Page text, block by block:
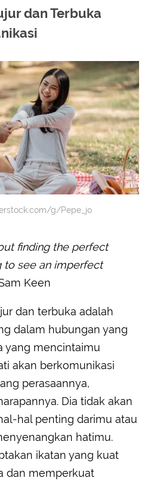
dan Terbuka
g/Pepe_jo
finding the perfect
to see an imperfect
Keen
dan terbuka adalah
dalam hubungan yang
yang mencintaimu
akan berkomunikasi
perasaannya,
Dia tidak akan
hal penting darimu atau
hatimu.
ikatan yang kuat
dan memperkuat